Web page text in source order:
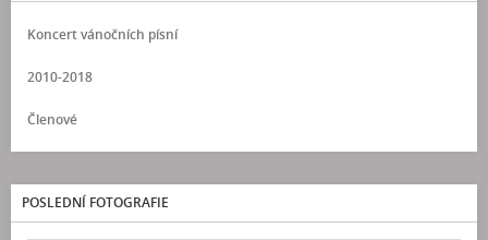
Koncert vánočních písní
2010-2018
Členové
POSLEDNÍ FOTOGRAFIE